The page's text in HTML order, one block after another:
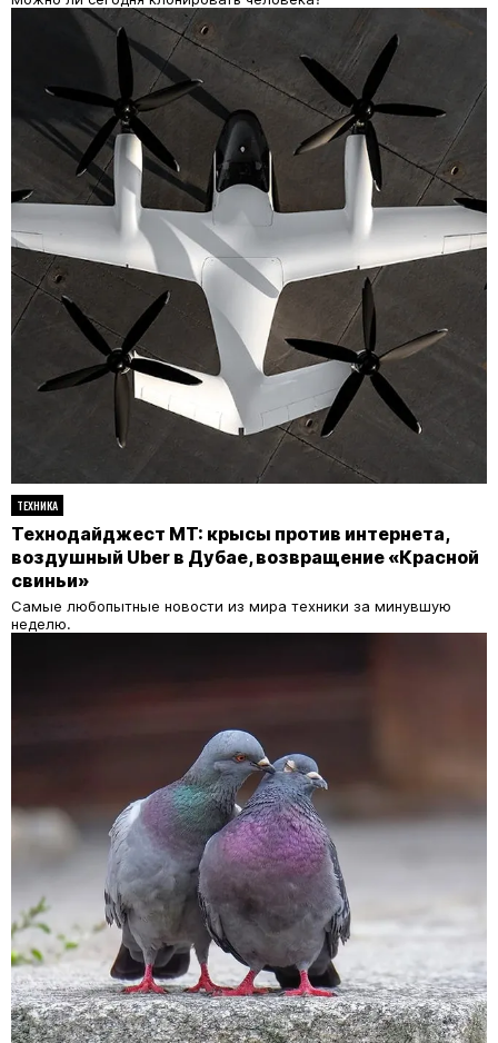
ТЕХНИКА
Технодайджест MT: крысы против интернета,
воздушный Uber в Дубае, возвращение «Красной
свиньи»
Самые любопытные новости из мира техники за минувшую
неделю.